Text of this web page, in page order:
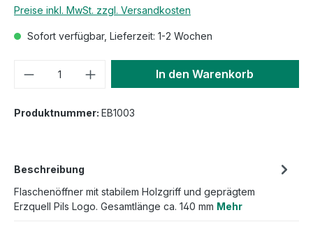
Preise inkl. MwSt. zzgl. Versandkosten
Sofort verfügbar, Lieferzeit: 1-2 Wochen
In den Warenkorb
Produktnummer: EB1003
Beschreibung
Flaschenöffner mit stabilem Holzgriff und geprägtem
Erzquell Pils Logo. Gesamtlänge ca. 140 mm Mehr